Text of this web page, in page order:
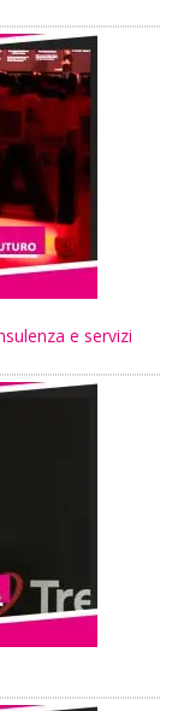
e servizi